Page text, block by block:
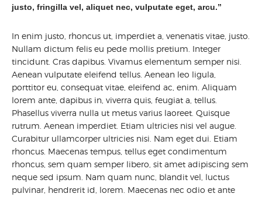
justo, fringilla vel, aliquet nec, vulputate eget, arcu.”
In enim justo, rhoncus ut, imperdiet a, venenatis vitae, justo.
Nullam dictum felis eu pede mollis pretium. Integer
tincidunt. Cras dapibus. Vivamus elementum semper nisi.
Aenean vulputate eleifend tellus. Aenean leo ligula,
porttitor eu, consequat vitae, eleifend ac, enim. Aliquam
lorem ante, dapibus in, viverra quis, feugiat a, tellus.
Phasellus viverra nulla ut metus varius laoreet. Quisque
rutrum. Aenean imperdiet. Etiam ultricies nisi vel augue.
Curabitur ullamcorper ultricies nisi. Nam eget dui. Etiam
rhoncus. Maecenas tempus, tellus eget condimentum
rhoncus, sem quam semper libero, sit amet adipiscing sem
neque sed ipsum. Nam quam nunc, blandit vel, luctus
pulvinar, hendrerit id, lorem. Maecenas nec odio et ante